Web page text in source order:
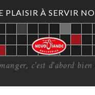
PLAISIR À SERVIR
c'est d'abord